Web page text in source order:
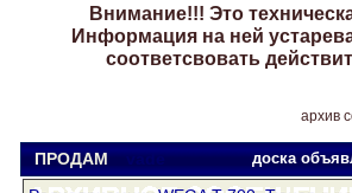
Внимание!!! Это
Информация на ней
соответсвовать
архив
ПРОДАМ vade доска